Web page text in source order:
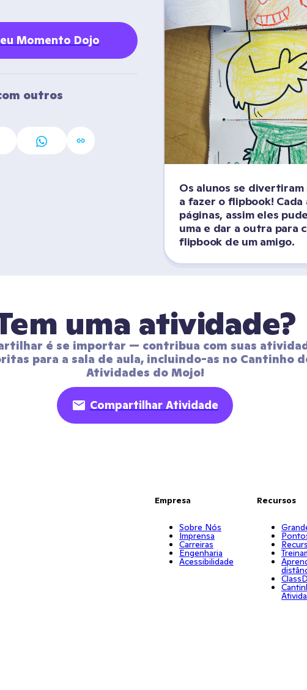
Momento Dojo
outros
Os alunos se
a fazer o flipbook! Cada
páginas, assim eles
uma e dar a outra para
flipbook de um amigo.
uma atividade?
é se importar — contribua com suas
para a sala de aula, incluindo-as no Cantinho
Atividades do Mojo!
Compartilhar Atividade
Empresa
Sobre Nós
Imprensa
Carreiras
Engenharia
Acessibilidade
Recursos